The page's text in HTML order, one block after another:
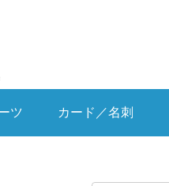
ツ カード／名刺